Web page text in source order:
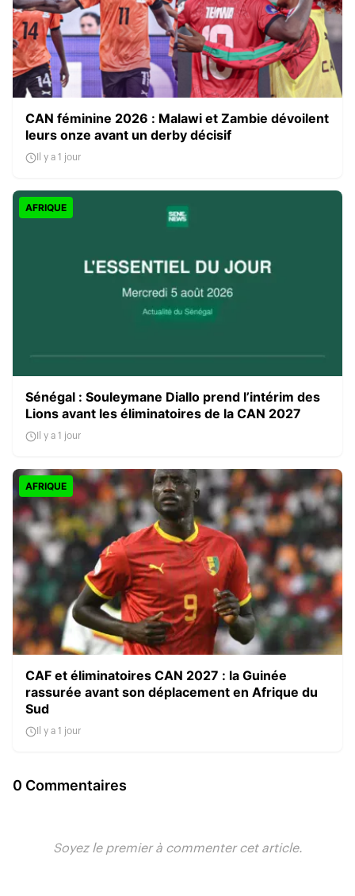
CAN féminine 2026 : Malawi et Zambie dévoilent
leurs onze avant un derby décisif
Il y a 1 jour
AFRIQUE
Sénégal : Souleymane Diallo prend l’intérim des
Lions avant les éliminatoires de la CAN 2027
Il y a 1 jour
AFRIQUE
CAF et éliminatoires CAN 2027 : la Guinée
rassurée avant son déplacement en Afrique du
Sud
Il y a 1 jour
0 Commentaires
Soyez le premier à commenter cet article.